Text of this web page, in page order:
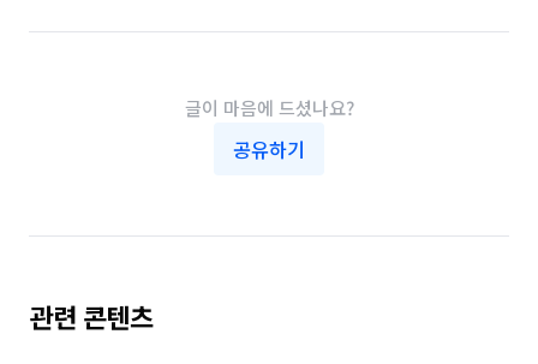
글이 마음에 드셨나요?
공유하기
관련 콘텐츠